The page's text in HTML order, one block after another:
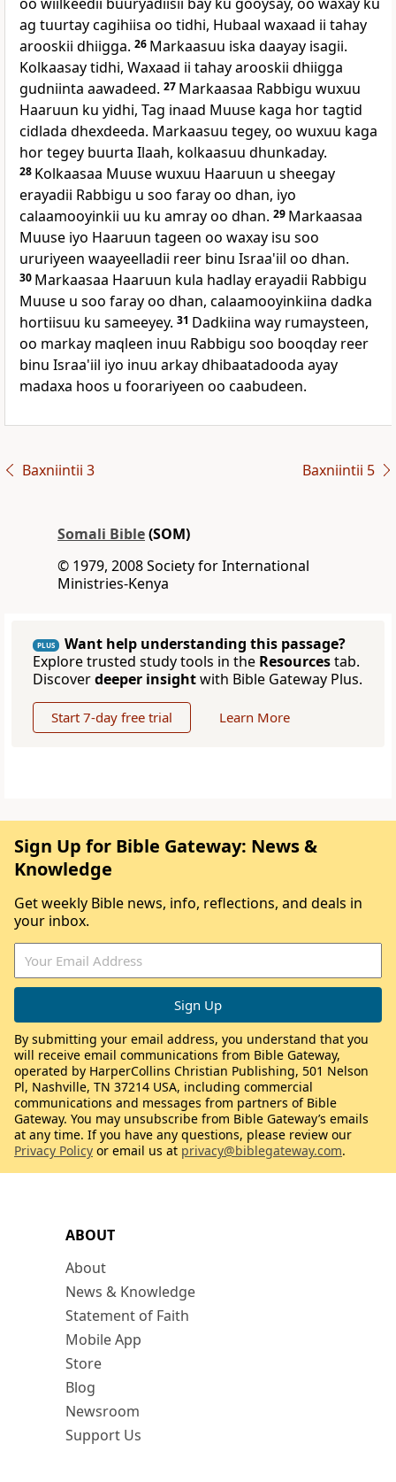
ag tuurtay cagihiisa oo tidhi, Hubaal waxaad ii tahay
arooskii dhiigga. 26 Markaasuu iska daayay isagii.
Kolkaasay tidhi, Waxaad ii tahay arooskii dhiigga
gudniinta aawadeed. 27 Markaasaa Rabbigu wuxuu
Haaruun ku yidhi, Tag inaad Muuse kaga hor tagtid
cidlada dhexdeeda. Markaasuu tegey, oo wuxuu kaga
hor tegey buurta Ilaah, kolkaasuu dhunkaday.
28 Kolkaasaa Muuse wuxuu Haaruun u sheegay
erayadii Rabbigu u soo faray oo dhan, iyo
calaamooyinkii uu ku amray oo dhan. 29 Markaasaa
Muuse iyo Haaruun tageen oo waxay isu soo
ururiyeen waayeelladii reer binu Israa'iil oo dhan.
30 Markaasaa Haaruun kula hadlay erayadii Rabbigu
Muuse u soo faray oo dhan, calaamooyinkiina dadka
hortiisuu ku sameeyey. 31 Dadkiina way rumaysteen,
oo markay maqleen inuu Rabbigu soo booqday reer
binu Israa'iil iyo inuu arkay dhibaatadooda ayay
madaxa hoos u foorariyeen oo caabudeen.
Baxniintii 3 Baxniintii 5
Somali Bible(SOM)
© 1979, 2008 Society for International
Ministries-Kenya
PLUS
Want help understanding this passage?
Explore trusted study tools in the Resourcestab.
Discoverdeeper insightwith Bible Gateway Plus.
Start 7-day free trial Learn More
ABOUT
About
News & Knowledge
Statement of Faith
Mobile App
Store
Blog
Newsroom
Support Us
Sign Up for Bible Gateway: News &
Knowledge
Get weekly Bible news, info, reflections, and deals in
your inbox.
By submitting your email address, you understand that you
will receive email communications from Bible Gateway,
operated by HarperCollins Christian Publishing, 501 Nelson
Pl, Nashville, TN 37214 USA, including commercial
communications and messages from partners of Bible
Gateway. You may unsubscribe from Bible Gateway’s emails
at any time. If you have any questions, please review our
Privacy Policy or email us at privacy@biblegateway.com.